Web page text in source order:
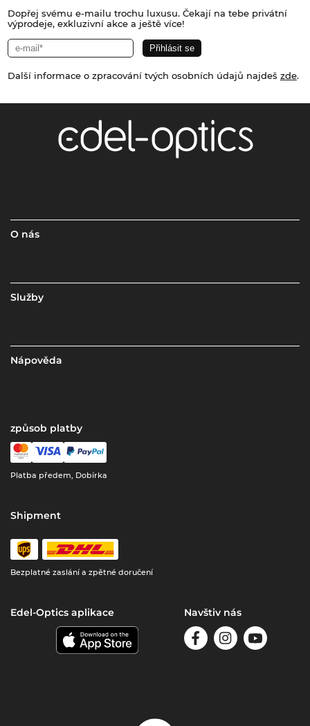
Dopřej svému e-mailu trochu luxusu. Čekají na tebe privátní
výprodeje, exkluzivní akce a ještě více!
Další informace o zpracování tvých osobních údajů najdeš zde.
O nás
Služby
Nápověda
způsob platby
Platba předem, Dobírka
Shipment
Bezplatné zaslání a zpětné doručení
Edel-Optics aplikace Navštiv nás